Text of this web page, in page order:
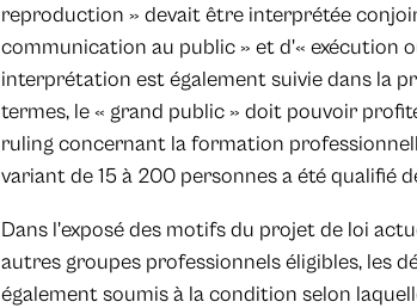
reproduction » devait être interprétée
communication au public » et d'« exécution
interprétation est également suivie dans la
termes, le « grand public » doit pouvoir
ruling concernant la formation
variant de 15 à 200 personnes a été qualifié
Dans l'exposé des motifs du projet de loi
autres groupes professionnels éligibles, les
également soumis à la condition selon